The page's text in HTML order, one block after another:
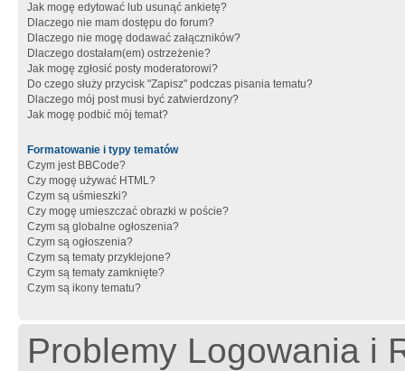
Jak mogę edytować lub usunąć ankietę?
Dlaczego nie mam dostępu do forum?
Dlaczego nie mogę dodawać załączników?
Dlaczego dostałam(em) ostrzeżenie?
Jak mogę zgłosić posty moderatorowi?
Do czego służy przycisk "Zapisz" podczas pisania tematu?
Dlaczego mój post musi być zatwierdzony?
Jak mogę podbić mój temat?
Formatowanie i typy tematów
Czym jest BBCode?
Czy mogę używać HTML?
Czym są uśmieszki?
Czy mogę umieszczać obrazki w poście?
Czym są globalne ogłoszenia?
Czym są ogłoszenia?
Czym są tematy przyklejone?
Czym są tematy zamknięte?
Czym są ikony tematu?
Problemy Logowania i